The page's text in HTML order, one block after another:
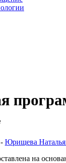
Юрищева
на